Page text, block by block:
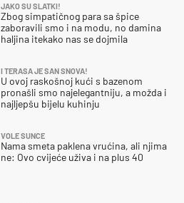
JAKO SU SLATKI!
Zbog simpatičnog para sa špice
zaboravili smo i na modu, no damina
haljina itekako nas se dojmila
I TERASA JE SAN SNOVA!
U ovoj raskošnoj kući s bazenom
pronašli smo najelegantniju, a možda i
najljepšu bijelu kuhinju
VOLE SUNCE
Nama smeta paklena vrućina, ali njima
ne: Ovo cvijeće uživa i na plus 40